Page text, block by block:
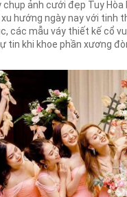
chụp ảnh cưới đẹp Tuy Hòa
hướng ngày nay với tinh
các mẫu váy thiết kế cổ
tin khi khoe phần xương